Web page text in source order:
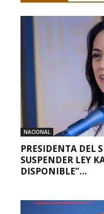
NACIONAL
PRESIDENTA DEL
SUSPENDER LEY
DISPONIBLE”...